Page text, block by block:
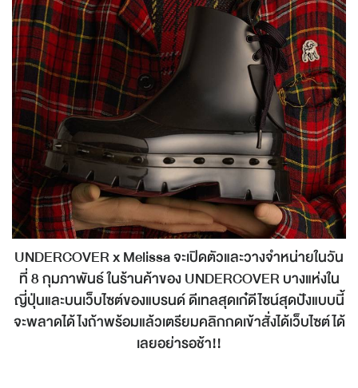
UNDERCOVER x Melissa จะเปิดตัวและวางจำหน่ายในวัน
ที่ 8 กุมภาพันธ์ ในร้านค้าของ UNDERCOVER บางแห่งใน
ญี่ปุ่นและบนเว็บไซต์ของแบรนด์ ดีเทลสุดเก๋ดีไซน์สุดปังแบบนี้
จะพลาดได้ไงถ้าพร้อมแล้วเตรียมคลิกกดเข้าสั่งได้เว็บไซต์ได้
เลยอย่ารอช้า!!